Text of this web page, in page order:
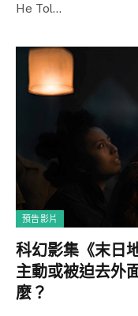
He Tol…
預告影片
科幻影集《末日
主動或被迫去外
麼？